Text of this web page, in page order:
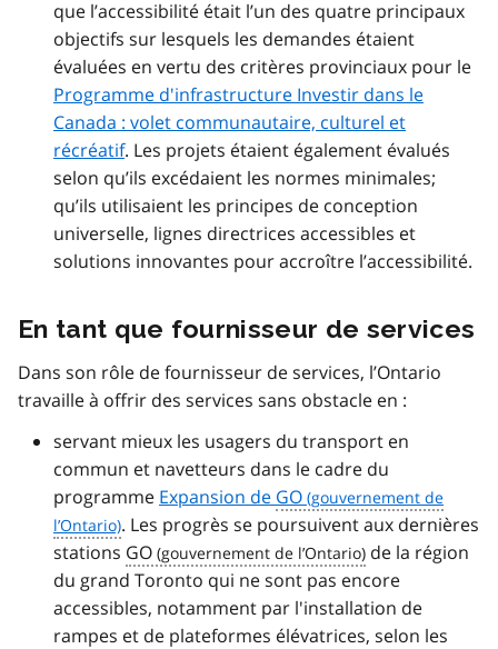
que l’accessibilité était l’un des quatre principaux
objectifs sur lesquels les demandes étaient
évaluées en vertu des critères provinciaux pour le
Programme d'infrastructure Investir dans le
Canada : volet communautaire, culturel et
récréatif. Les projets étaient également évalués
selon qu’ils excédaient les normes minimales;
qu’ils utilisaient les principes de conception
universelle, lignes directrices accessibles et
solutions innovantes pour accroître l’accessibilité.
En tant que fournisseur de services
Dans son rôle de fournisseur de services, l’Ontario
travaille à offrir des services sans obstacle en :
servant mieux les usagers du transport en
commun et navetteurs dans le cadre du
programme Expansion de GO
. Les progrès se poursuivent aux dernières
stations GO
de la région
du grand Toronto qui ne sont pas encore
accessibles, notamment par l'installation de
rampes et de plateformes élévatrices, selon les